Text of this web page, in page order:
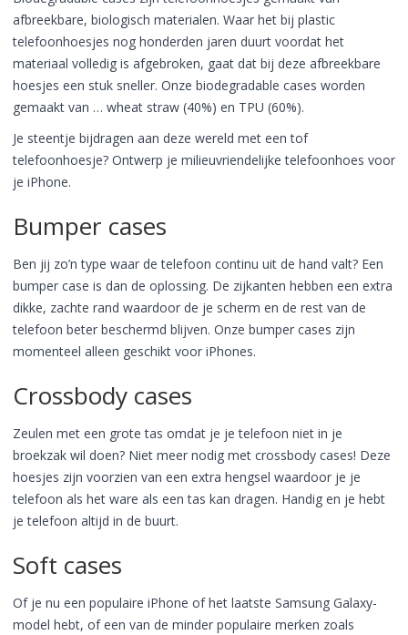
afbreekbare, biologisch materialen. Waar het bij plastic
telefoonhoesjes nog honderden jaren duurt voordat het
materiaal volledig is afgebroken, gaat dat bij deze afbreekbare
hoesjes een stuk sneller. Onze biodegradable cases worden
gemaakt van … wheat straw (40%) en TPU (60%).
Je steentje bijdragen aan deze wereld met een tof
telefoonhoesje? Ontwerp je milieuvriendelijke telefoonhoes voor
je iPhone.
Bumper cases
Ben jij zo’n type waar de telefoon continu uit de hand valt? Een
bumper case is dan de oplossing. De zijkanten hebben een extra
dikke, zachte rand waardoor de je scherm en de rest van de
telefoon beter beschermd blijven. Onze bumper cases zijn
momenteel alleen geschikt voor iPhones.
Crossbody cases
Zeulen met een grote tas omdat je je telefoon niet in je
broekzak wil doen? Niet meer nodig met crossbody cases! Deze
hoesjes zijn voorzien van een extra hengsel waardoor je je
telefoon als het ware als een tas kan dragen. Handig en je hebt
je telefoon altijd in de buurt.
Soft cases
Of je nu een populaire iPhone of het laatste Samsung Galaxy-
model hebt, of een van de minder populaire merken zoals